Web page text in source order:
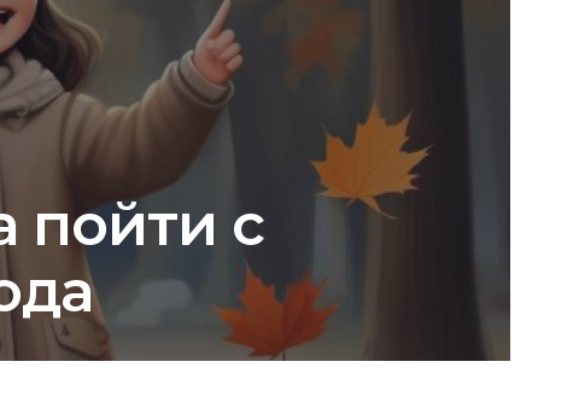
пойти с